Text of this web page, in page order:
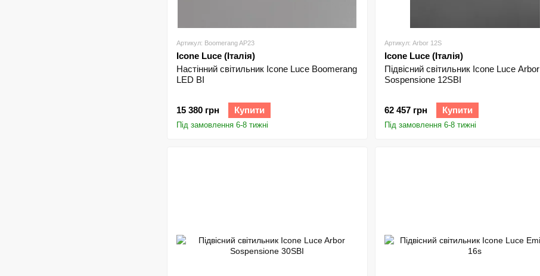
Артикул: Boomerang AP23
Icone Luce (Італія)
Настінний світильник Icone Luce Boomerang
LED BI
15 380 грн Купити
Під замовлення 6-8 тижні
Артикул: Arbor 12S
Icone Luce (Італія)
Підвісний світильник Icone Luce Arbor
Sospensione 12SBI
62 457 грн Купити
Під замовлення 6-8 тижні